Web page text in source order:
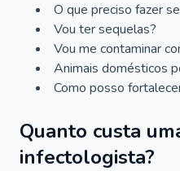
O que preciso fazer
Vou ter sequelas?
Vou me contaminar
Animais domésticos
Como posso
Quanto custa
infectologista?